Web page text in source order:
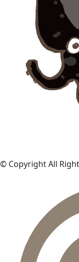
© Copyright All